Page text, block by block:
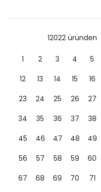
12022 üründen
1 2 3 4 5
12
13 14 15 16
23
24 25 26 27
34
35 36 37 38
45
46 47 48 49
56
57 58 59 60
67
68 69 70 71